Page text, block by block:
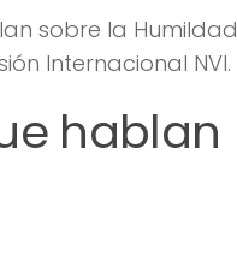
sobre la Humildad
Internacional NVI.
hablan